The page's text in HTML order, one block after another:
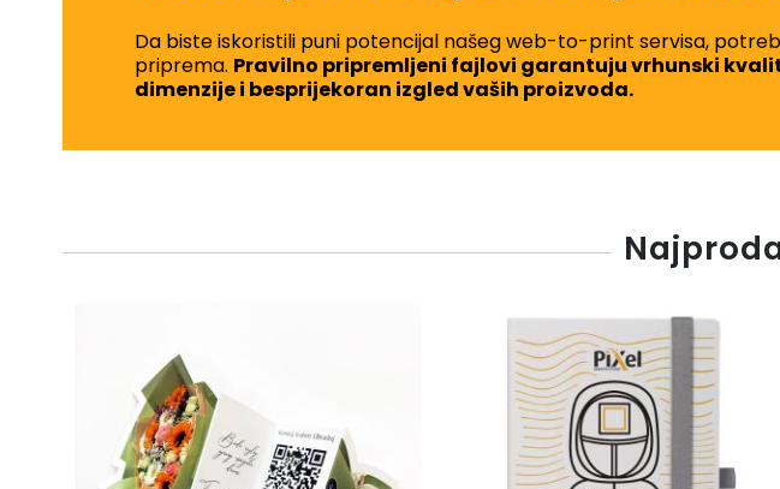
Da biste iskoristili puni potencijal našeg web-to-print servisa,
priprema. Pravilno pripremljeni fajlovi garantuju vrhunski
dimenzije i besprijekoran izgled vaših proizvoda.